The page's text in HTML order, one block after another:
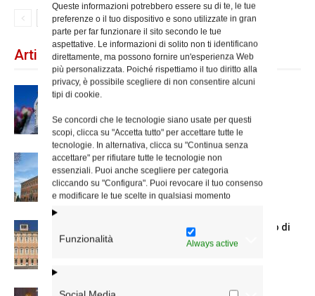
Queste informazioni potrebbero essere su di te, le tue
preferenze o il tuo dispositivo e sono utilizzate in gran
parte per far funzionare il sito secondo le tue
aspettative. Le informazioni di solito non ti identificano
direttamente, ma possono fornire un'esperienza Web
più personalizzata. Poiché rispettiamo il tuo diritto alla
privacy, è possibile scegliere di non consentire alcuni
tipi di cookie.
Se concordi che le tecnologie siano usate per questi
scopi, clicca su "Accetta tutto" per accettare tutte le
tecnologie. In alternativa, clicca su "Continua senza
accettare" per rifiutare tutte le tecnologie non
essenziali. Puoi anche scegliere per categoria
cliccando su "Configura". Puoi revocare il tuo consenso
e modificare le tue scelte in qualsiasi momento
Funzionalità Always active
Articoli recenti
Dal 28 al 31 agosto il pellegrinaggio
Nuove nomine nella diocesi di Roma
Chiusura estiva degli Uffici del Vicariato di
Roma